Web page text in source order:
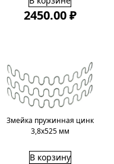
2450.00 ₽
Змейка пружинная цинк
3,8х525 мм
В корзину